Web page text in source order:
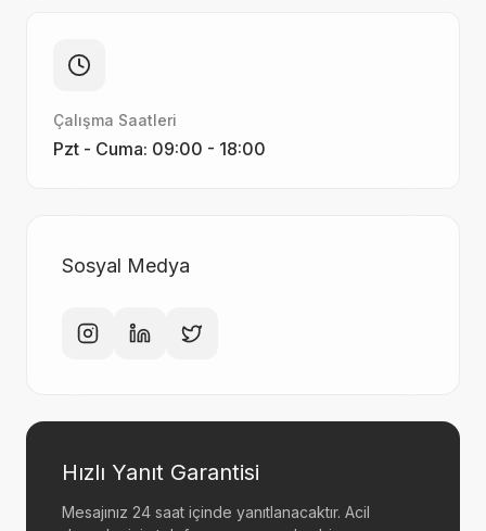
Çalışma Saatleri
Pzt - Cuma: 09:00 - 18:00
Sosyal Medya
Hızlı Yanıt Garantisi
Mesajınız 24 saat içinde yanıtlanacaktır. Acil